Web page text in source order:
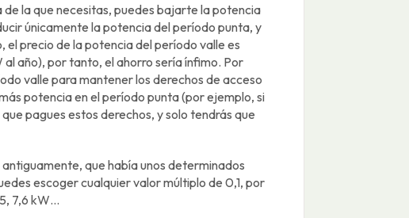
de la que necesitas, puedes bajarte la potencia
únicamente la potencia del período punta, y
el precio de la potencia del período valle es
año), por tanto, el ahorro sería ínfimo. Por
valle para mantener los derechos de acceso
potencia en el período punta (por ejemplo, si
pagues estos derechos, y solo tendrás que
que había unos determinados
escoger cualquier valor múltiplo de 0,1, por
7,6 kW…